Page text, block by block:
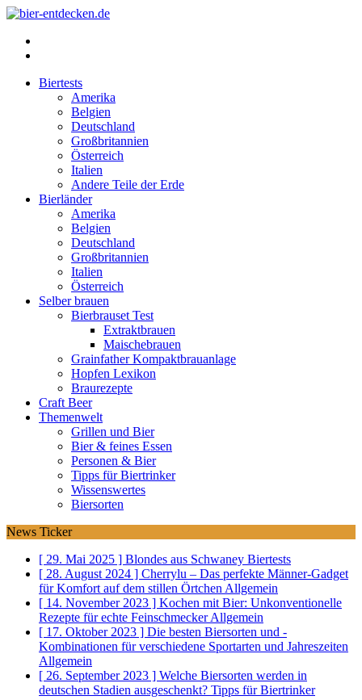
Biertests
Amerika
Belgien
Deutschland
Großbritannien
Österreich
Italien
Andere Teile der Erde
Bierländer
Amerika
Belgien
Deutschland
Großbritannien
Italien
Österreich
Selber brauen
Bierbrauset Test
Extraktbrauen
Maischebrauen
Grainfather Kompaktbrauanlage
Hopfen Lexikon
Braurezepte
Craft Beer
Themenwelt
Grillen und Bier
Bier & feines Essen
Personen & Bier
Tipps für Biertrinker
Wissenswertes
Biersorten
News Ticker
[ 29. Mai 2025 ] Blondes aus Schwaney Biertests
[ 28. August 2024 ] Cherrylu – Das perfekte Männer-Gadget
für Komfort auf dem stillen Örtchen Allgemein
[ 14. November 2023 ] Kochen mit Bier: Unkonventionelle
Rezepte für echte FeinschmeckerAllgemein
[ 17. Oktober 2023 ] Die besten Biersorten und -
Kombinationen für verschiedene Sportarten und Jahreszeiten
Allgemein
[ 26. September 2023 ] Welche Biersorten werden in
deutschen Stadien ausgeschenkt? Tipps für Biertrinker